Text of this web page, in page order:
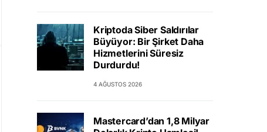
Kriptoda Siber Saldırılar
Büyüyor: Bir Şirket Daha
Hizmetlerini Süresiz
Durdurdu!
4 AĞUSTOS 2026
Mastercard’dan 1,8 Milyar